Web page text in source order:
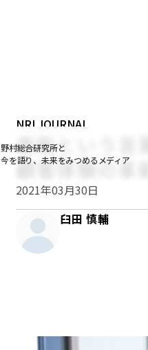
野村総合研究所と
今を語り、未来をみつめるメディア
NRI JOURNAL
直販という言
顧客体験の革
2021年03月30日
臼田 慎輔